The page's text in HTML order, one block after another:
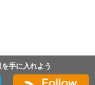
手に入れよう